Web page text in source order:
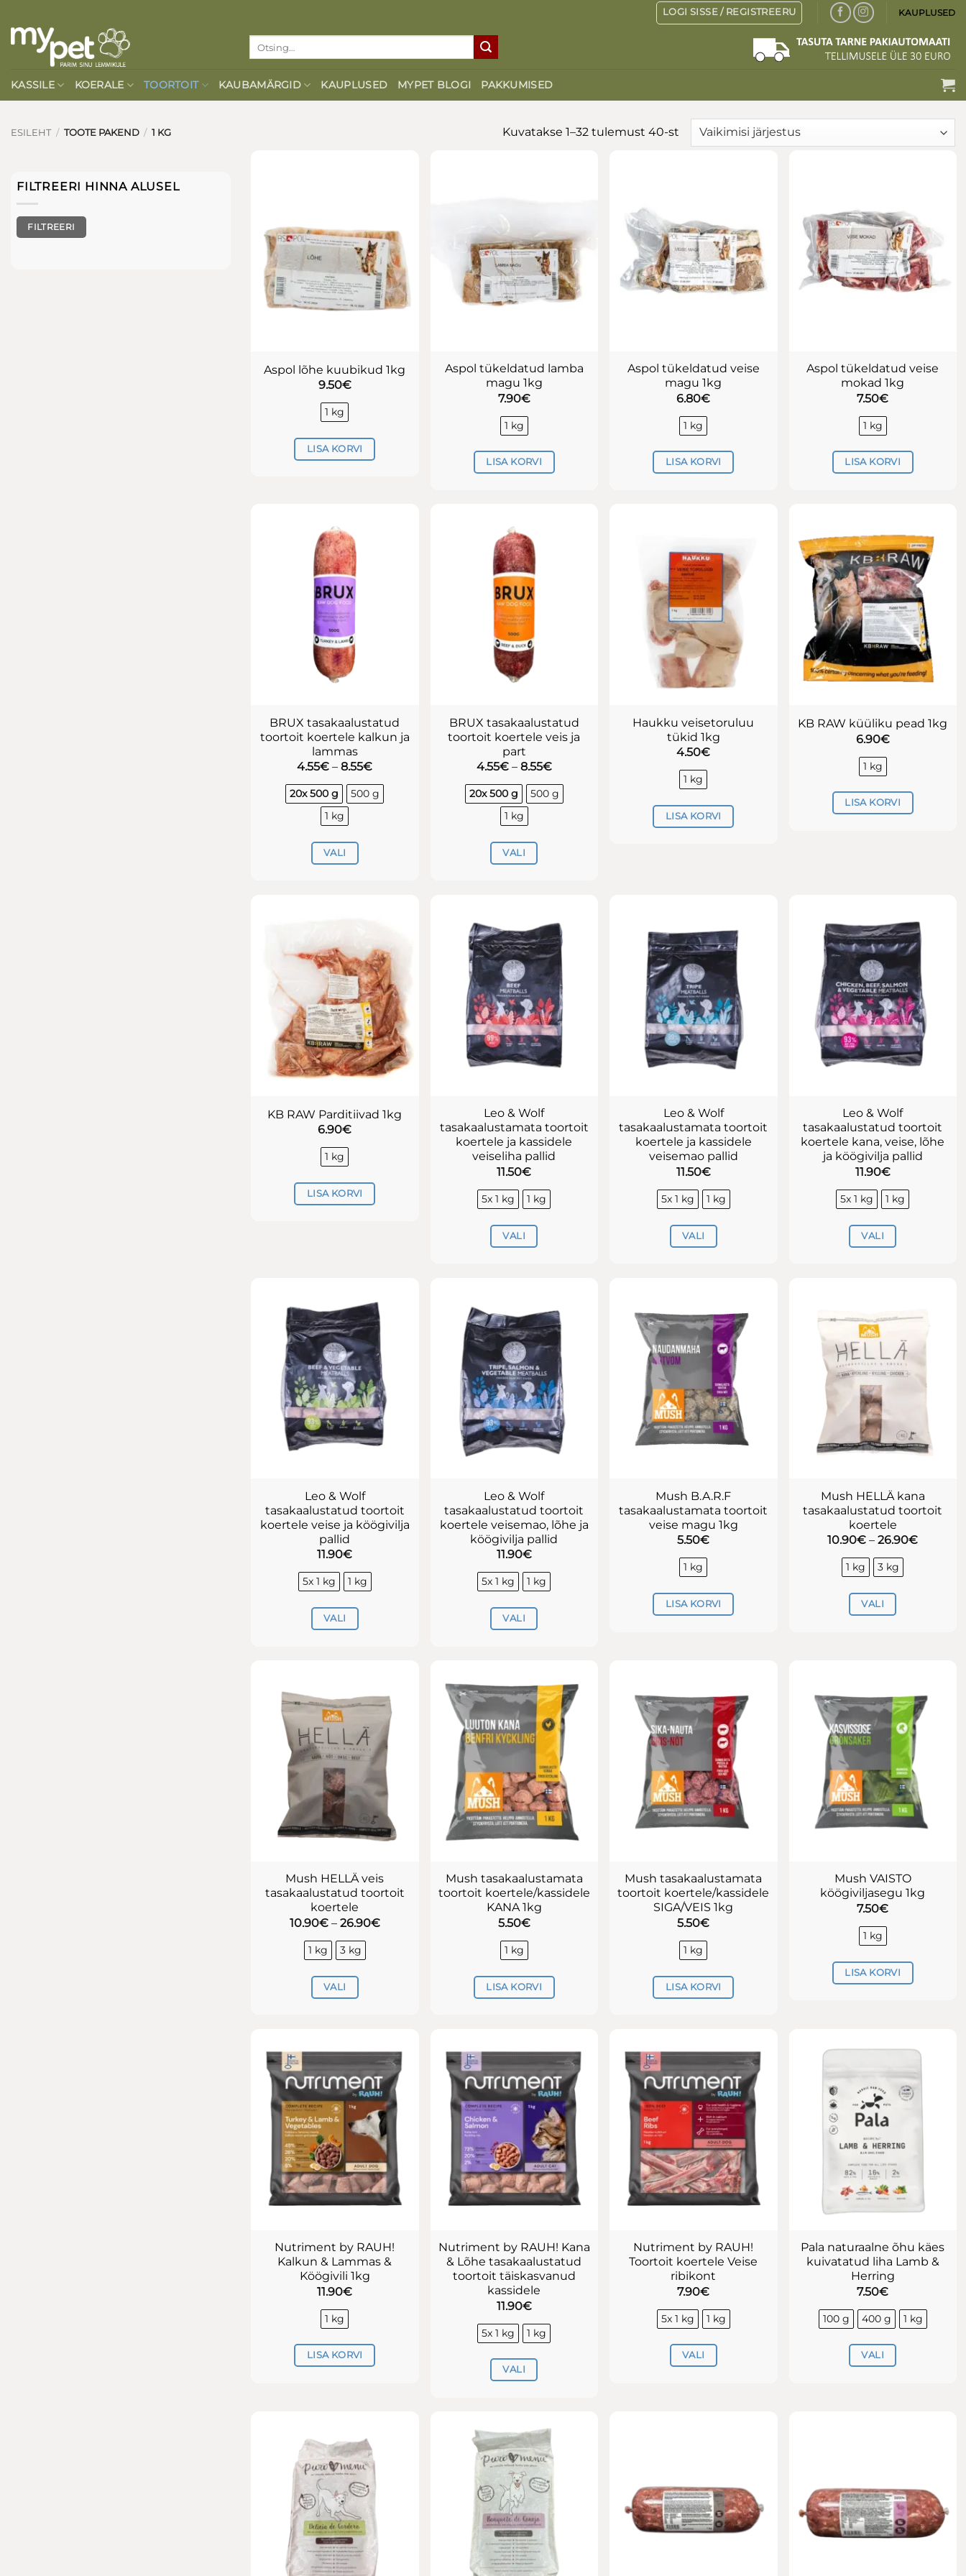
to
content
LOGI SISSE / REGISTREERU KAUPLUSED
KASSILE KOERALE TOORTOIT KAUBAMÄRGID KAUPLUSED MYPET BLOGI PAKKUMISED
ESILEHT / TOOTE PAKEND / 1 KG Kuvatakse 1–32 tulemust 40-st
FILTREERI HINNA ALUSEL
Minimaalne
hind
Maksimaalne
hind
FILTREERI
Aspol lõhe kuubikud 1kg
9.50€
1 kg
LISA KORVI
Aspol tükeldatud lamba
magu 1kg
7.90€
1 kg
LISA KORVI
Aspol tükeldatud veise
magu 1kg
6.80€
1 kg
LISA KORVI
Aspol tükeldatud veise
mokad 1kg
7.50€
1 kg
LISA KORVI
BRUX tasakaalustatud
toortoit koertele kalkun ja
lammas
4.55€ – 8.55€Hinnavahemik:
kuni
8.55€
20x 500 g
500 g
1 kg
VALI
varianti.
Valikuid
saab
teha
tootelehel.
BRUX tasakaalustatud
toortoit koertele veis ja
part
4.55€ – 8.55€Hinnavahemik:
kuni
8.55€
20x 500 g
500 g
1 kg
VALI
mitu
varianti.
Valikuid
saab
teha
tootelehel.
Haukku veisetoruluu
tükid 1kg
4.50€
1 kg
LISA KORVI
KB RAW küüliku pead 1kg
6.90€
1 kg
LISA KORVI
KB RAW Parditiivad 1kg
6.90€
1 kg
LISA KORVI
Leo & Wolf
tasakaalustamata toortoit
koertele ja kassidele
veiseliha pallid
11.50€
5x 1 kg 1 kg
VALI
mitu
varianti.
Valikuid
saab
teha
tootelehel.
Leo & Wolf
tasakaalustamata toortoit
koertele ja kassidele
veisemao pallid
11.50€
5x 1 kg 1 kg
VALI
varianti.
Valikuid
teha
tootelehel.
Leo & Wolf
tasakaalustatud toortoit
koertele kana, veise, lõhe
ja köögivilja pallid
11.90€
5x 1 kg 1 kg
VALI
varianti.
Valikuid
saab
tootelehel.
Leo & Wolf
tasakaalustatud toortoit
koertele veise ja köögivilja
pallid
11.90€
5x 1 kg 1 kg
VALI
varianti.
Valikuid
saab
teha
tootelehel.
Leo & Wolf
tasakaalustatud toortoit
koertele veisemao, lõhe ja
köögivilja pallid
11.90€
5x 1 kg 1 kg
VALI
mitu
varianti.
Valikuid
saab
teha
tootelehel.
Mush B.A.R.F
tasakaalustamata toortoit
veise magu 1kg
5.50€
1 kg
LISA KORVI
Mush HELLÄ kana
tasakaalustatud toortoit
koertele
10.90€ – 26.90€
1 kg 3 kg
VALI
varianti.
Valikuid
saab
tootelehel.
Mush HELLÄ veis
tasakaalustatud toortoit
koertele
10.90€ – 26.90€Hinnavahemik:
1 kg 3 kg
VALI
varianti.
Valikuid
saab
teha
tootelehel.
Mush tasakaalustamata
toortoit koertele/kassidele
KANA 1kg
5.50€
1 kg
LISA KORVI
Mush tasakaalustamata
toortoit koertele/kassidele
SIGA/VEIS 1kg
5.50€
1 kg
LISA KORVI
Mush VAISTO
köögiviljasegu 1kg
7.50€
1 kg
LISA KORVI
Nutriment by RAUH!
Kalkun & Lammas &
Köögivili 1kg
11.90€
1 kg
LISA KORVI
Nutriment by RAUH! Kana
& Lõhe tasakaalustatud
toortoit täiskasvanud
kassidele
11.90€
5x 1 kg 1 kg
VALI
mitu
varianti.
Valikuid
saab
teha
tootelehel.
Nutriment by RAUH!
Toortoit koertele Veise
ribikont
7.90€
5x 1 kg 1 kg
VALI
teha
tootelehel.
Pala naturaalne õhu käes
kuivatatud liha Lamb &
Herring
7.50€
100 g 400 g 1 kg
VALI
teha
tootelehel.